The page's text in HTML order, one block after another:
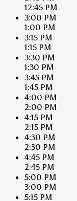
12:45 PM
3:00 PM
1:00 PM
3:15 PM
1:15 PM
3:30 PM
1:30 PM
3:45 PM
1:45 PM
4:00 PM
2:00 PM
4:15 PM
2:15 PM
4:30 PM
2:30 PM
4:45 PM
2:45 PM
5:00 PM
3:00 PM
5:15 PM